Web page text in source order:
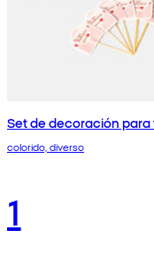
Set de decoración para
colorido, diverso
1